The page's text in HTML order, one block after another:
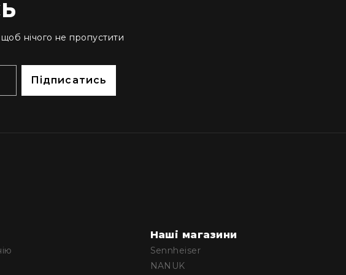
щоб нічого не пропустити
Підписатись
Наші магазини
Sennheiser
NANUK